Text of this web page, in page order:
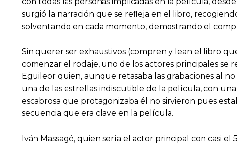
surgió la narración que se refleja en el libro,
solventando en cada momento, demostrando el
Sin querer ser exhaustivos (compren y lean el libro
comenzar el rodaje, uno de los actores principales se
Eguileor quien, aunque retasaba las grabaciones al
una de las estrellas indiscutible de la película, con
escabrosa que protagonizaba él no sirvieron pues
secuencia que era clave en la película.
Iván Massagé, quien sería el actor principal con casi